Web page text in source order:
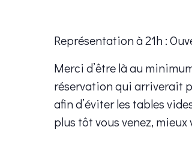
Représentation à 21h :
Merci d’être là au
réservation qui arriverait
afin d’éviter les tables
plus tôt vous venez, mieux